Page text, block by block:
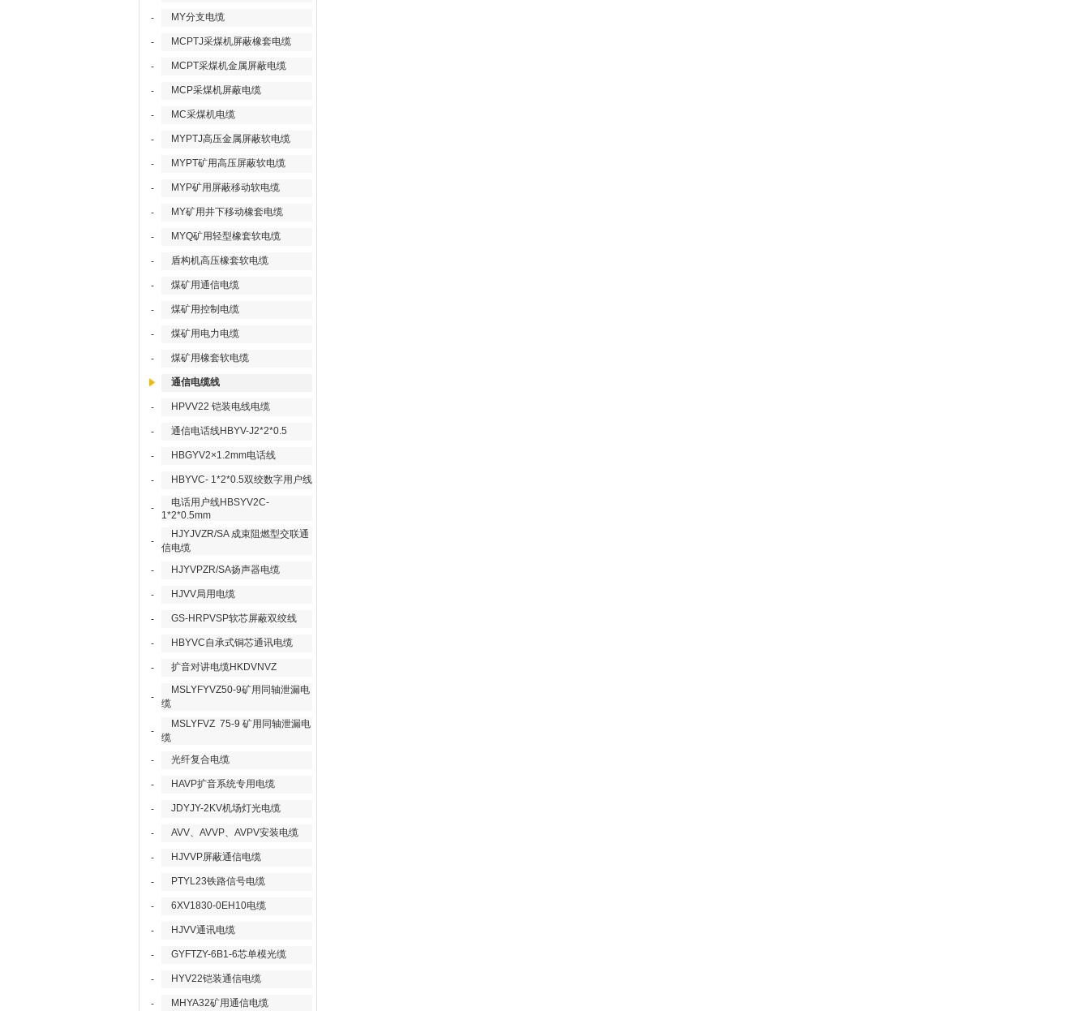
- MY分支电缆
- MCPTJ采煤机屏蔽橡套电缆
- MCPT采煤机金属屏蔽电缆
- MCP采煤机屏蔽电缆
- MC采煤机电缆
- MYPTJ高压金属屏蔽软电缆
- MYPT矿用高压屏蔽软电缆
- MYP矿用屏蔽移动软电缆
- MY矿用井下移动橡套电缆
- MYQ矿用轻型橡套软电缆
- 盾构机高压橡套软电缆
- 煤矿用通信电缆
- 煤矿用控制电缆
- 煤矿用电力电缆
- 煤矿用橡套软电缆
通信电缆线
- HPVV22 铠装电线电缆
- 通信电话线HBYV-J2*2*0.5
- HBGYV2×1.2mm电话线
- HBYVC- 1*2*0.5双绞数字用户线
-
电话用户线HBSYV2C-
1*2*0.5mm
-
HJYJVZR/SA 成束阻燃型交联通
信电缆
-
HJYVPZR/SA扬声器电缆
- HJVV局用电缆
- GS-HRPVSP软芯屏蔽双绞线
- HBYVC自承式铜芯通讯电缆
- 扩音对讲电缆HKDVNVZ
-
MSLYFYVZ50-9矿用同轴泄漏电
缆
-
MSLYFVZ 75-9 矿用同轴泄漏电
缆
-
光纤复合电缆
- HAVP扩音系统专用电缆
- JDYJY-2KV机场灯光电缆
- AVV、AVVP、AVPV安装电缆
- HJVVP屏蔽通信电缆
- PTYL23铁路信号电缆
- 6XV1830-0EH10电缆
- HJVV通讯电缆
- GYFTZY-6B1-6芯单模光缆
- HYV22铠装通信电缆
- MHYA32矿用通信电缆